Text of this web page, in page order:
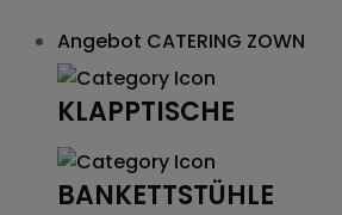
Angebot CATERING ZOWN
KLAPPTISCHE
BANKETTSTÜHLE